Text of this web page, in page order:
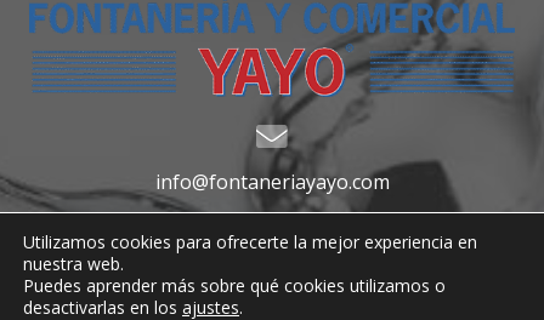
info@fontaneriayayo.com
Utilizamos cookies para ofrecerte la mejor experiencia en
nuestra web.
Puedes aprender más sobre qué cookies utilizamos o
desactivarlas en los ajustes.